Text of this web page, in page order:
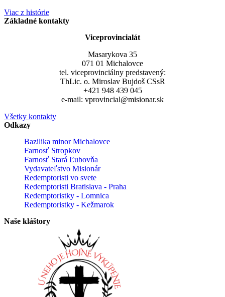
Viac z histórie
Základné kontakty
Viceprovincialát
Masarykova 35
071 01 Michalovce
tel. viceprovinciálny predstavený:
ThLic. o. Miroslav Bujdoš CSsR
+421 948 439 045
e-mail: vprovincial@misionar.sk
Všetky kontakty
Odkazy
Bazilika minor Michalovce
Farnosť Stropkov
Farnosť Stará Ľubovňa
Vydavateľstvo Misionár
Redemptoristi vo svete
Redemptoristi Bratislava - Praha
Redemptoristky - Lomnica
Redemptoristky - Kežmarok
Naše kláštory